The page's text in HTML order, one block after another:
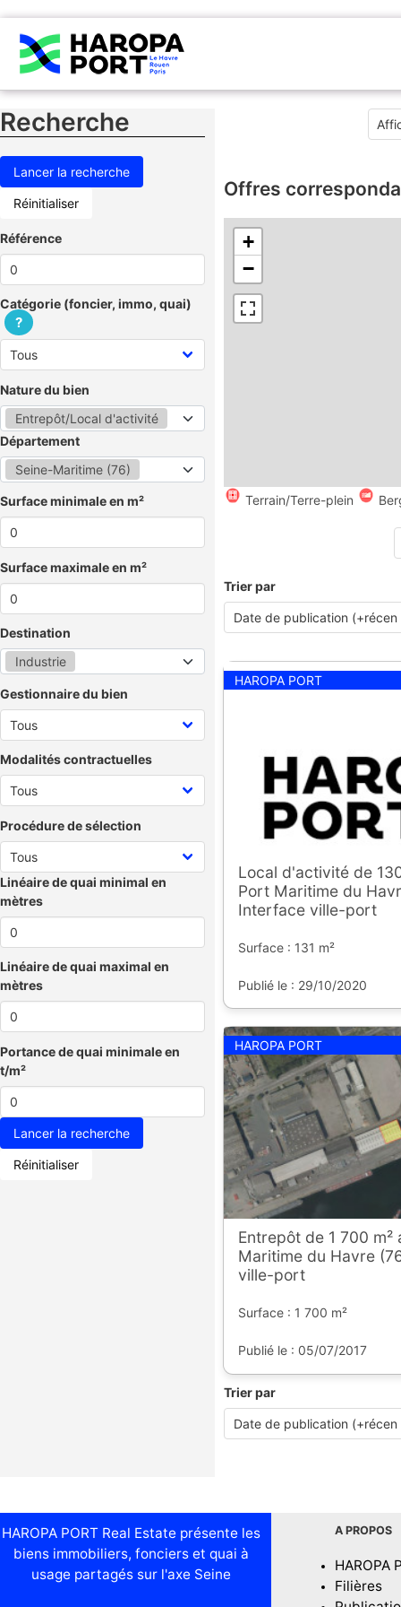
Recherche
Réinitialiser
Référence
Catégorie (foncier, immo, quai)
?
Nature du bien
Entrepôt/Local d'activité
Département
Seine-Maritime (76)
Surface minimale en m²
Surface maximale en m²
Destination
Industrie
Gestionnaire du bien
Modalités contractuelles
Procédure de sélection
Linéaire de quai minimal en
mètres
Linéaire de quai maximal en
mètres
Portance de quai minimale en
t/m²
Réinitialiser
Offres
+
−
Terrain/Terre-plein
Trier par
HAROPA PORT
Local d'activité de
Port Maritime du
Interface ville-port
Surface : 131 m²
Publié le : 29/10/2020
HAROPA PORT
Entrepôt de 1 700 m²
Maritime du Havre
ville-port
Surface : 1 700 m²
Publié le : 05/07/2017
Trier par
HAROPA PORT Real Estate présente les
biens immobiliers, fonciers et quai à
usage partagés sur l'axe Seine
A PROPOS
HAROPA
Filières